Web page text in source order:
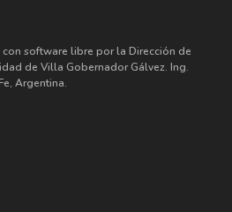
software libre por la Dirección de
de Villa Gobernador Gálvez. Ing.
Argentina.